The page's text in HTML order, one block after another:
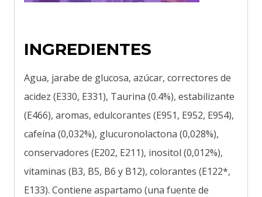
INGREDIENTES
Agua, jarabe de glucosa, azúcar, correctores de
acidez (E330, E331), Taurina (0.4%), estabilizante
(E466), aromas, edulcorantes (E951, E952, E954),
cafeína (0,032%), glucuronolactona (0,028%),
conservadores (E202, E211), inositol (0,012%),
vitaminas (B3, B5, B6 y B12), colorantes (E122*,
E133). Contiene aspartamo (una fuente de